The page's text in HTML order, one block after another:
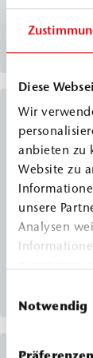
Diese
Wir
anbieten zu
Website zu
unsere
Analysen
haben.
Notwendig
eingesetzt
es nur eine
härtet zu
die
bei
Produkt
PUR
WEBAC ®
Classic Line
WEBAC
zertifiziertes
sich eine
Abdichten